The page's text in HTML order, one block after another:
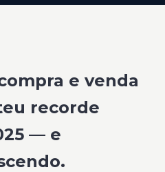
e venda
recorde
— e